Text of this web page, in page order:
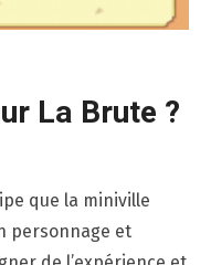
La Brute ?
que la miniville
personnage et